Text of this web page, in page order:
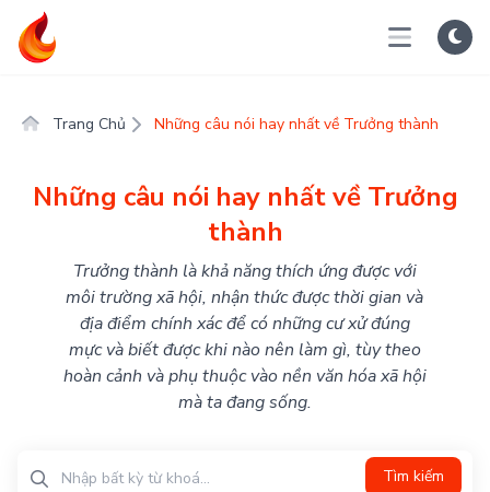
Trang Chủ Những câu nói hay nhất về Trưởng thành
Những câu nói hay nhất về Trưởng
thành
Trưởng thành là khả năng thích ứng được với
môi trường xã hội, nhận thức được thời gian và
địa điểm chính xác để có những cư xử đúng
mực và biết được khi nào nên làm gì, tùy theo
hoàn cảnh và phụ thuộc vào nền văn hóa xã hội
mà ta đang sống.
Tìm kiếm